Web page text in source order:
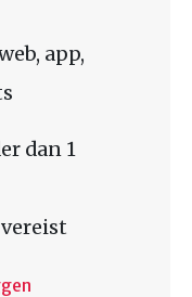
app,
dan 1